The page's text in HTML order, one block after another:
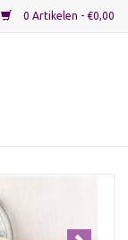
0 Artikelen - €0,00